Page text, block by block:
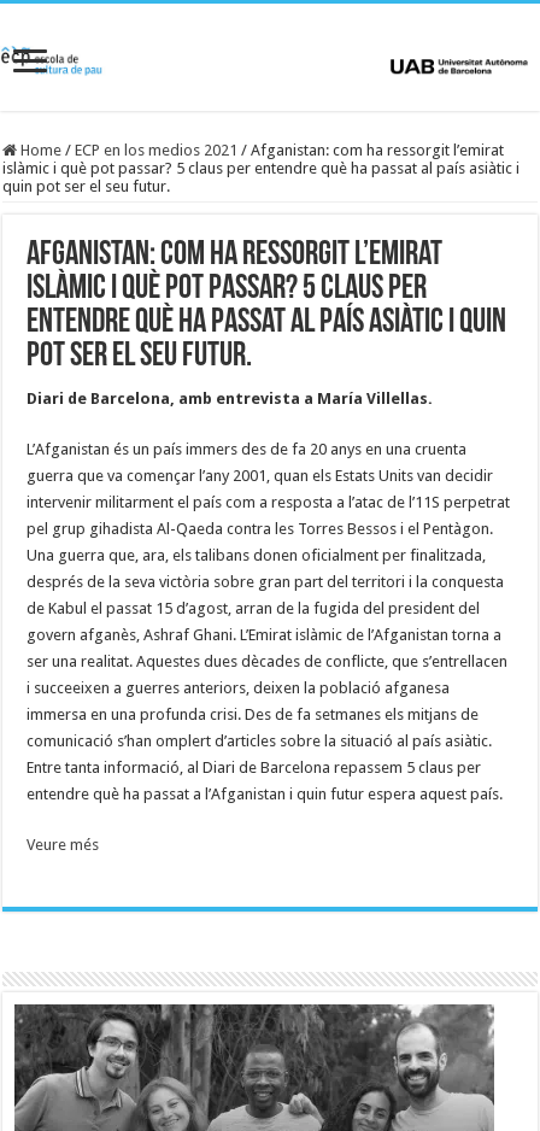
Home / ECP en los medios 2021 / Afganistan: com ha ressorgit l’emirat
islàmic i què pot passar? 5 claus per entendre què ha passat al país asiàtic i
quin pot ser el seu futur.
Afganistan: com ha ressorgit l’emirat
islàmic i què pot passar? 5 claus per
entendre què ha passat al país asiàtic i quin
pot ser el seu futur.
Diari de Barcelona, amb entrevista a María Villellas.
L’Afganistan és un país immers des de fa 20 anys en una cruenta
guerra que va començar l’any 2001, quan els Estats Units van decidir
intervenir militarment el país com a resposta a l’atac de l’11S perpetrat
pel grup gihadista Al-Qaeda contra les Torres Bessos i el Pentàgon.
Una guerra que, ara, els talibans donen oficialment per finalitzada,
després de la seva victòria sobre gran part del territori i la conquesta
de Kabul el passat 15 d’agost, arran de la fugida del president del
govern afganès, Ashraf Ghani. L’Emirat islàmic de l’Afganistan torna a
ser una realitat. Aquestes dues dècades de conflicte, que s’entrellacen
i succeeixen a guerres anteriors, deixen la població afganesa
immersa en una profunda crisi. Des de fa setmanes els mitjans de
comunicació s’han omplert d’articles sobre la situació al país asiàtic.
Entre tanta informació, al Diari de Barcelona repassem 5 claus per
entendre què ha passat a l’Afganistan i quin futur espera aquest país.
Veure més